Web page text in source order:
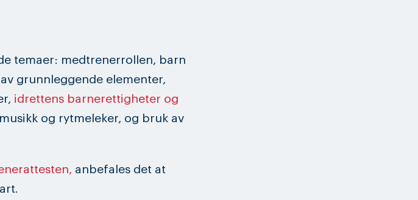
temaer: medtrenerrollen, barn
grunnleggende elementer,
idrettens barnerettigheter og
og rytmeleker, og bruk av
anbefales det at